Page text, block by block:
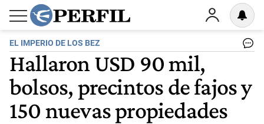
EL IMPERIO DE LOS BEZ
Hallaron USD 90 mil,
bolsos, precintos de fajos y
150 nuevas propiedades